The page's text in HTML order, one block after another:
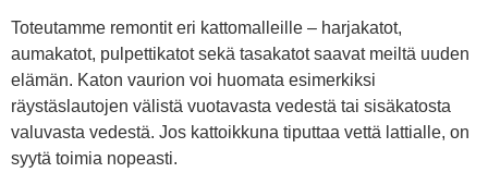
Toteutamme remontit eri kattomalleille – harjakatot,
aumakatot, pulpettikatot sekä tasakatot saavat meiltä uuden
elämän. Katon vaurion voi huomata esimerkiksi
räystäslautojen välistä vuotavasta vedestä tai sisäkatosta
valuvasta vedestä. Jos kattoikkuna tiputtaa vettä lattialle, on
syytä toimia nopeasti.